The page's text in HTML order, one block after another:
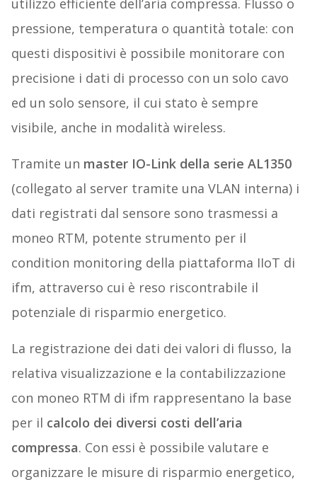
utilizzo efficiente dell’aria compressa. Flusso o
pressione, temperatura o quantità totale: con
questi dispositivi è possibile monitorare con
precisione i dati di processo con un solo cavo
ed un solo sensore, il cui stato è sempre
visibile, anche in modalità wireless.
Tramite un master IO-Link della serie AL1350
(collegato al server tramite una VLAN interna) i
dati registrati dal sensore sono trasmessi a
moneo RTM, potente strumento per il
condition monitoring della piattaforma IIoT di
ifm, attraverso cui è reso riscontrabile il
potenziale di risparmio energetico.
La registrazione dei dati dei valori di flusso, la
relativa visualizzazione e la contabilizzazione
con moneo RTM di ifm rappresentano la base
per il calcolo dei diversi costi dell’aria
compressa. Con essi è possibile valutare e
organizzare le misure di risparmio energetico,